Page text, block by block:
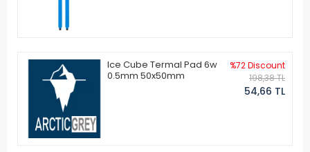
Ice Cube Termal Pad 6w
0.5mm 50x50mm
%72 Discount
198,38 TL
54,66 TL